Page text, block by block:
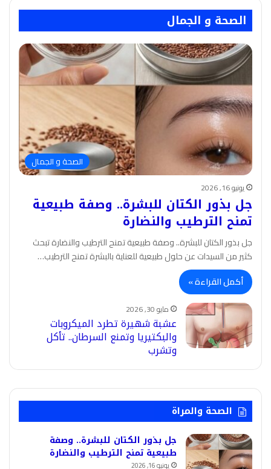
الصحة و الجمال
الصحة و الجمال
يونيو 16, 2026
جل بذور الكتان للبشرة.. وصفة طبيعية
تمنح الترطيب والنضارة
جل بذور الكتان للبشرة.. وصفة طبيعية تمنح الترطيب والنضارة تبحث
كثير من السيدات عن حلول طبيعية للعناية بالبشرة تمنح الترطيب…
أكمل القراءة »
مايو 30, 2026
عشبة شهيرة تطرد الميكروبات
والبكتيريا وتمنع السرطان.. تأكل
وتشرب
الصحة والمراة
جل بذور الكتان للبشرة.. وصفة
طبيعية تمنح الترطيب والنضارة
يونيو 16, 2026